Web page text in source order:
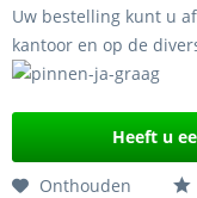
Uw bestelling kunt u
kantoor en op de
Heeft u
Onthouden